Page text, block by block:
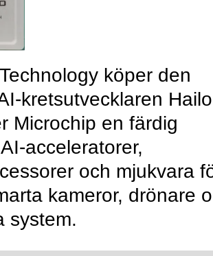
köper den
kretsutvecklaren
Microchip en färdig
acceleratorer,
och mjukvara
kameror, drönare
system.